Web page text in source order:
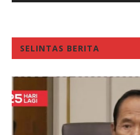
SELINTAS BERITA